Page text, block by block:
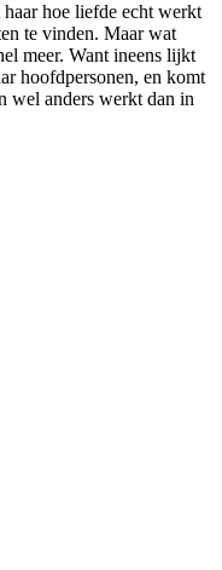
hoe liefde echt werkt
te vinden. Maar wat
meer. Want ineens lijkt
hoofdpersonen, en komt
wel anders werkt dan in